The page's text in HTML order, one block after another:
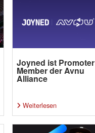
Joyned ist Promoter
Member der Avnu
Alliance
Weiterlesen